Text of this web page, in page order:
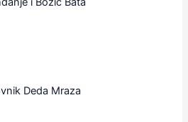
Deda Mraza